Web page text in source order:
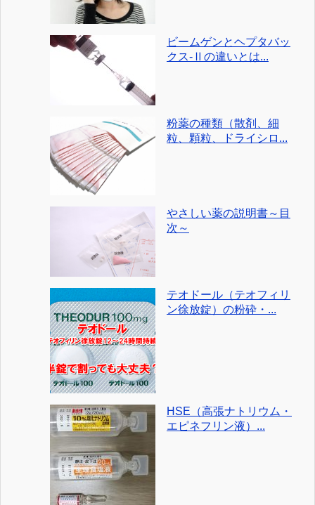
ビームゲンとヘプタバッ
クス-Ⅱの違いとは...
粉薬の種類（散剤、細
粒、顆粒、ドライシロ...
やさしい薬の説明書～目
次～
テオドール（テオフィリ
ン徐放錠）の粉砕・...
HSE（高張ナトリウム・
エピネフリン液）...